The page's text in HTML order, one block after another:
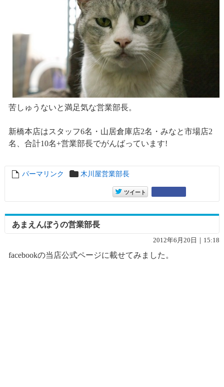
苦しゅうないと満足気な営業部長。
新橋本店はスタッフ6名・山居倉庫店2名・みなと市場店2
名、合計10名+営業部長でがんばっています!
entry7605
パーマリンク 木川屋営業部長
entry7605
ツイート
あまえんぼうの営業部長
2012年6月20日｜15:18
facebookの当店公式ページに載せてみました。